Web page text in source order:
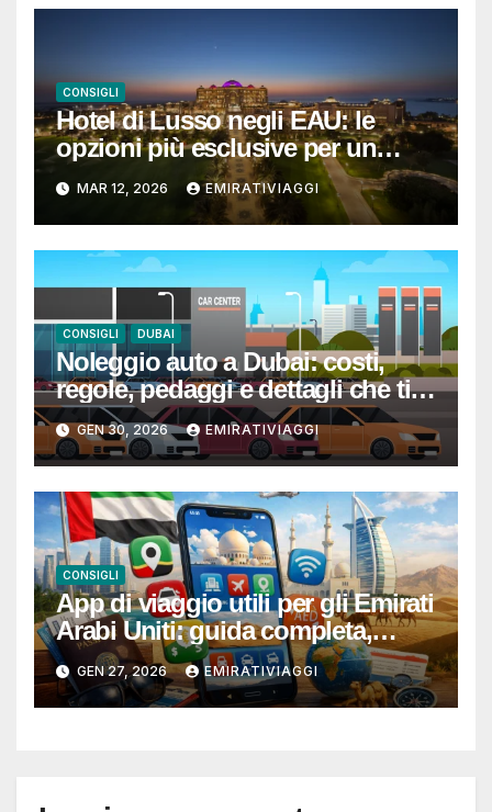
CONSIGLI
Hotel di Lusso negli EAU: le
opzioni più esclusive per un
soggiorno da ricordare
MAR 12, 2026 EMIRATIVIAGGI
CONSIGLI DUBAI
Noleggio auto a Dubai: costi,
regole, pedaggi e dettagli che ti
evitano sorprese
GEN 30, 2026 EMIRATIVIAGGI
CONSIGLI
App di viaggio utili per gli Emirati
Arabi Uniti: guida completa,
consigli pratici e link per
prenotare
GEN 27, 2026 EMIRATIVIAGGI